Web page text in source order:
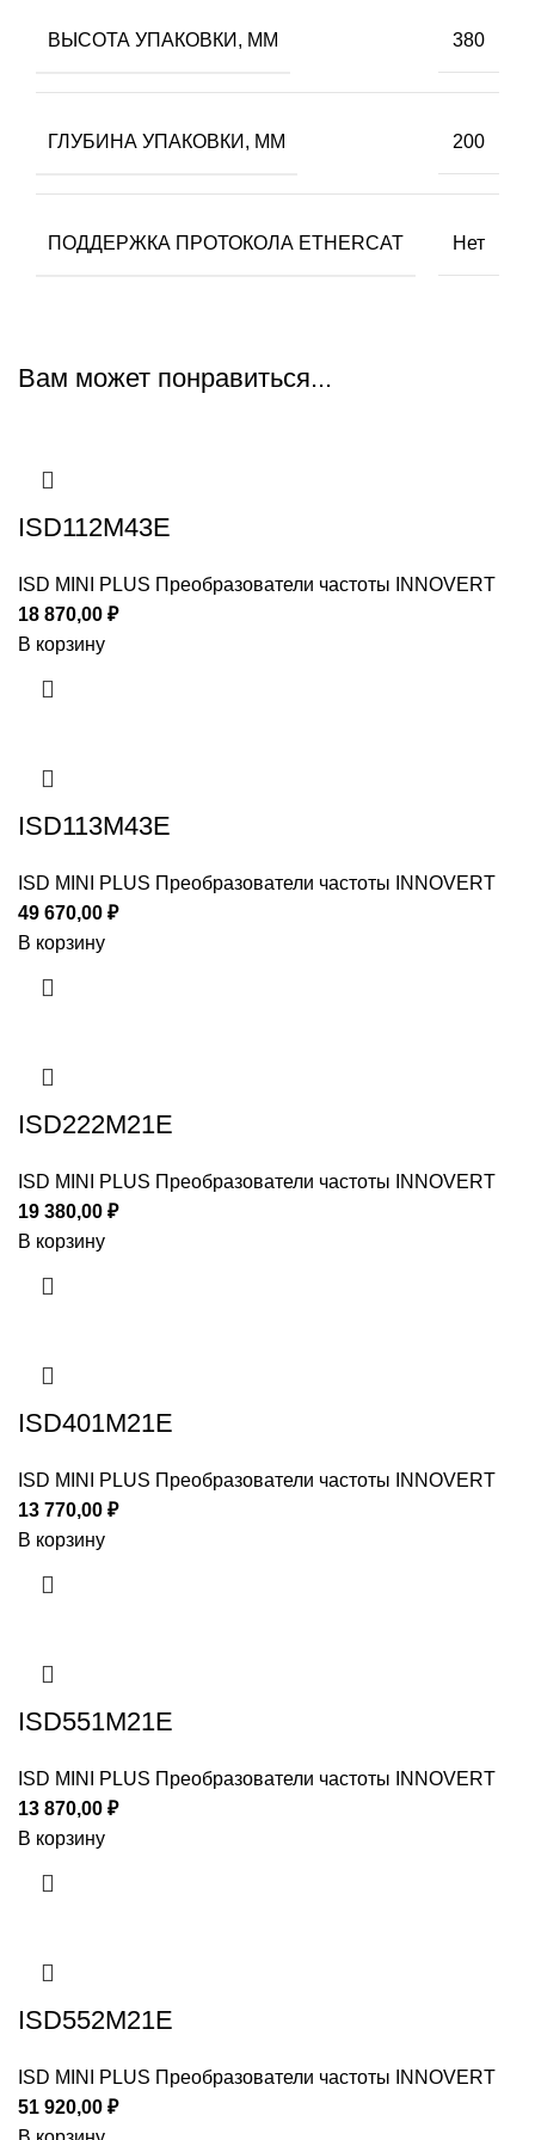
ВЫСОТА УПАКОВКИ, ММ 380
ГЛУБИНА УПАКОВКИ, ММ 200
ПОДДЕРЖКА ПРОТОКОЛА ETHERCAT Нет
Вам может понравиться...
ISD112M43E
ISD MINI PLUS Преобразователи частоты INNOVERT
18 870,00 ₽
В корзину
ISD113M43E
ISD MINI PLUS Преобразователи частоты INNOVERT
49 670,00 ₽
В корзину
ISD222M21E
ISD MINI PLUS Преобразователи частоты INNOVERT
19 380,00 ₽
В корзину
ISD401M21E
ISD MINI PLUS Преобразователи частоты INNOVERT
13 770,00 ₽
В корзину
ISD551M21E
ISD MINI PLUS Преобразователи частоты INNOVERT
13 870,00 ₽
В корзину
ISD552M21E
ISD MINI PLUS Преобразователи частоты INNOVERT
51 920,00 ₽